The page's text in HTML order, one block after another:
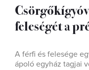
feleségét a
A férfi és felesége
ápoló egyház tagjai